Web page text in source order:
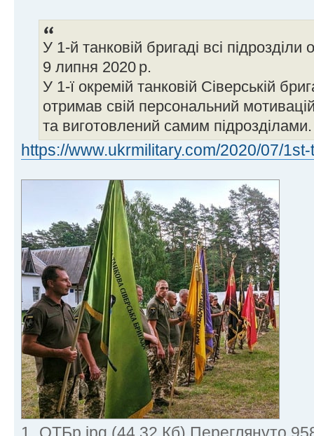
У 1-й танковій бригаді всі
9 липня 2020 р.
У 1-ї окремій танковій Сіверській
отримав свій персональний
та виготовлений самим підрозділами.
https://www.ukrmilitary.com/2020/07/